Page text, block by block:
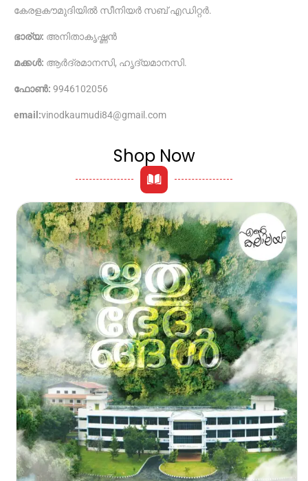
കേരളകൗമുദിയിൽ സീനിയർ സബ് എഡിറ്റർ.
ഭാര്യ: അനിതാകൃഷ്ണൻ
മക്കൾ: ആർദ്രമാനസി, ഹൃദ്യമാനസി.
ഫോൺ: 9946102056
email:vinodkaumudi84@gmail.com
Shop Now